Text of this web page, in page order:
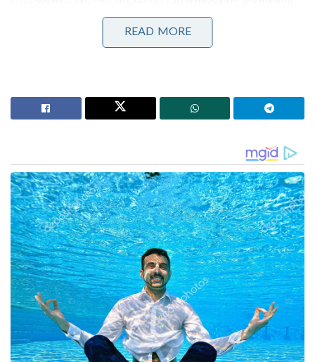
ലുക്ക് ഈസ്റ്റ് പോളിസി നടപ്പിലാക്കുന്നുണ്ട്..
വീണ്ടും ന്യൂനമർദ്ദം ; സംസ്ഥാനത്ത് പരക്കെ ജാഗ്രത,
നാളെ 7 ജില്ലകളിൽ ഓറഞ്ച് അലർട്ട്
ചെന്നിത്തല!
ചൈന മുതൽ ഓസ്‌ട്രേലിയ വരെ നീണ്ടുകിടക്കുന്ന
രാജ്യങ്ങളിൽ മാർക്കറ്റിംഗ് ശക്തമാക്കും. ഇതിന്റെ
ഭാഗമായി മലേഷ്യൻ എയർലൈൻസുമായി ചേർന്ന്
വിവിധ രാജ്യങ്ങളിലെ ടൂർ ഓപ്പറേറ്റർമാരും സോഷ്യൽ
മീഡിയ ഇൻഫ്‌ലുവൻസേഴ്‌സും എത്തുമെന്ന് മുഹമ്മദ്
റിയാസ് പറഞ്ഞു.
Tags: case minister PA Muhamad Riyas
READ MORE